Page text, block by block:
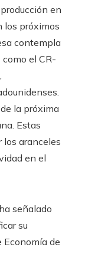
en
los próximos
contempla
el CR-
la próxima
Estas
aranceles
en el
señalado
su
Economía de